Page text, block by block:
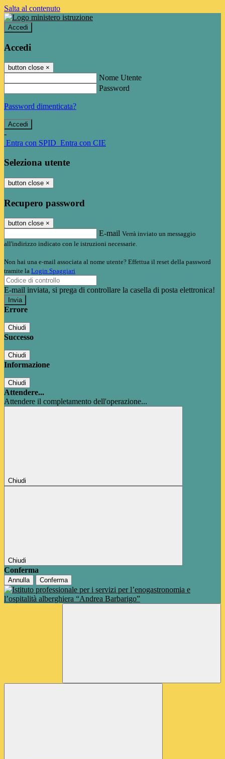
Salta al contenuto
Accedi
Accedi
button close ×
Nome Utente
Password
Password dimenticata?
-
Entra con SPID Entra con CIE
Seleziona utente
button close ×
Recupero password
button close ×
E-mail Verrà inviato un messaggio
all'indirizzo indicato con le istruzioni necessarie.
Non hai una e-mail associata al nome utente? Effettua il reset della password
tramite la Login Spaggiari
E-mail inviata, si prega di controllare la casella di posta elettronica!
Errore
Chiudi
Successo
Chiudi
Informazione
Chiudi
Attendere...
Attendere il completamento dell'operazione...
Chiudi
Chiudi
Conferma
Annulla Conferma